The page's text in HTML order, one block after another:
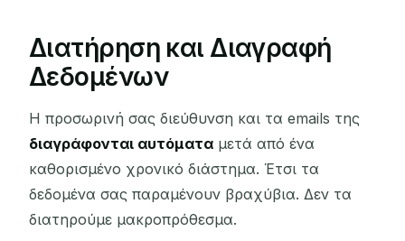
Διατήρηση και Διαγραφή
Δεδομένων
Η προσωρινή σας διεύθυνση και τα emails της
διαγράφονται αυτόματα μετά από ένα
καθορισμένο χρονικό διάστημα. Έτσι τα
δεδομένα σας παραμένουν βραχύβια. Δεν τα
διατηρούμε μακροπρόθεσμα.